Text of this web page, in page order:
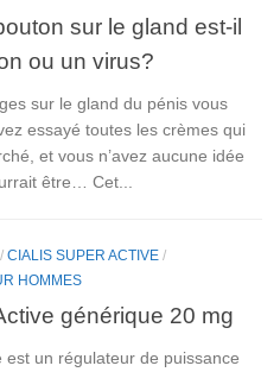
sur le gland est-il
ou un virus?
sur le gland du pénis vous
essayé toutes les crèmes qui
et vous n’avez aucune idée
être… Cet...
/ CIALIS SUPER ACTIVE /
HOMMES
générique 20 mg
est un régulateur de puissance